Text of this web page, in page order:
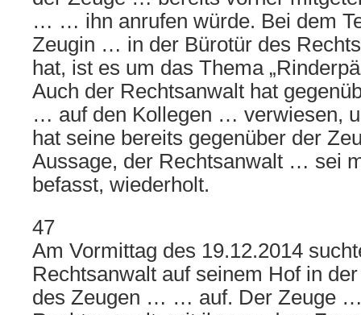
… … ihn anrufen würde. Bei dem
Zeugin … in der Bürotür des
hat, ist es um das Thema
Auch der Rechtsanwalt hat
… auf den Kollegen … verwiesen,
hat seine bereits gegenüber der
Aussage, der Rechtsanwalt … sei
befasst, wiederholt.
47
Am Vormittag des 19.12.2014
Rechtsanwalt auf seinem Hof in
des Zeugen … … auf. Der Zeuge